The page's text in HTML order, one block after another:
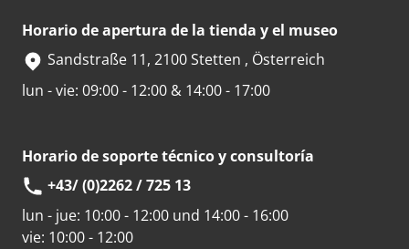
Horario de apertura de la tienda y el museo
Sandstraße 11, 2100 Stetten , Österreich
lun - vie: 09:00 - 12:00 & 14:00 - 17:00
Horario de soporte técnico y consultoría
+43/ (0)2262 / 725 13
lun - jue: 10:00 - 12:00 und 14:00 - 16:00
vie: 10:00 - 12:00